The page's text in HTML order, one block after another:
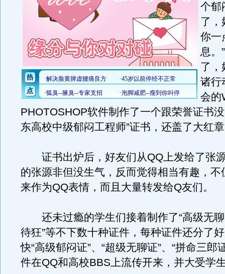
个郁
了，
你一
息。
了，
诸行
会的
PHOTOSHOP软件制作了一个跟荣誉证书
东高校中级郁闷工程师”证书，还盖了大红
证书出炉后，好友们从QQ上发给了张
的张源非但没生气，反而觉得相当有趣，不
来作为QQ表情，而且大量转发给Q友们。
还未过瘾的学生们接着制作了“高级无聊
待狂”等不下数十种证件，每种证件还分了
快“高级郁闷证”、“超级无聊证”、“拼命三郎
件在QQ和高校BBS上流传开来，并大受学